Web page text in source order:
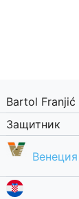
Bartol Franjić
Защитник
Венеция